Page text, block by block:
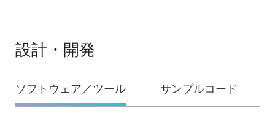
設計・開発
設
計・
ソフトウェア／ツール サンプルコード